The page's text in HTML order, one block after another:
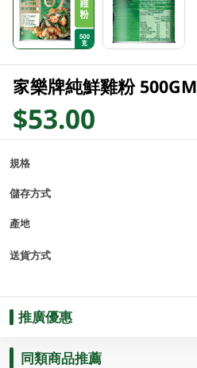
家樂牌純鮮雞粉 500GM
$53.00
規格
儲存方式
產地
送貨方式
推廣優惠
同類商品推薦